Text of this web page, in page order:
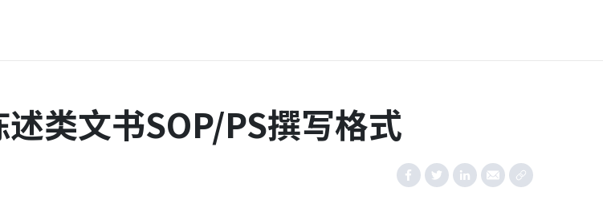
类文书SOP/PS撰写格式